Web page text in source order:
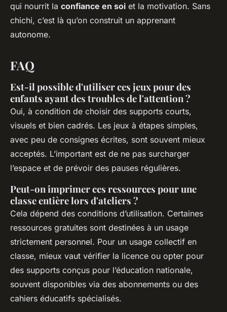
qui nourrit la confiance en soi et la motivation. Sans
chichi, c’est là qu’on construit un apprenant
autonome.
FAQ
Est-il possible d'utiliser ces jeux pour des
enfants ayant des troubles de l'attention ?
Oui, à condition de choisir des supports courts,
visuels et bien cadrés. Les jeux à étapes simples,
avec peu de consignes écrites, sont souvent mieux
acceptés. L’important est de ne pas surcharger
l’espace et de prévoir des pauses régulières.
Peut-on imprimer ces ressources pour une
classe entière lors d'ateliers ?
Cela dépend des conditions d’utilisation. Certaines
ressources gratuites sont destinées à un usage
strictement personnel. Pour un usage collectif en
classe, mieux vaut vérifier la licence ou opter pour
des supports conçus pour l’éducation nationale,
souvent disponibles via des abonnements ou des
cahiers éducatifs spécialisés.